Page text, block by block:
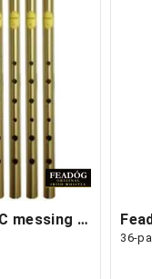
Feadog FW22 fløyte C messing 10-pakning
36-